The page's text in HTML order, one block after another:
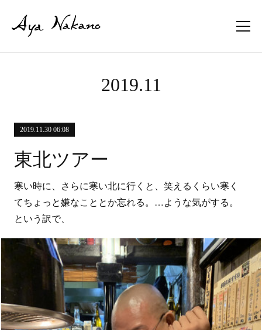
2019.11
2019.11.30 06:08
東北ツアー
寒い時に、さらに寒い北に行くと、笑えるくらい寒く
てちょっと嫌なこととか忘れる。…ような気がする。
という訳で、